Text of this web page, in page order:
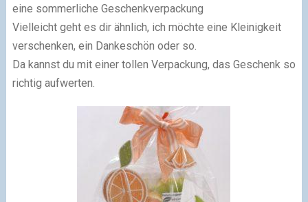
eine sommerliche Geschenkverpackung
Vielleicht geht es dir ähnlich, ich möchte eine Kleinigkeit
verschenken, ein Dankeschön oder so.
Da kannst du mit einer tollen Verpackung, das Geschenk so
richtig aufwerten.